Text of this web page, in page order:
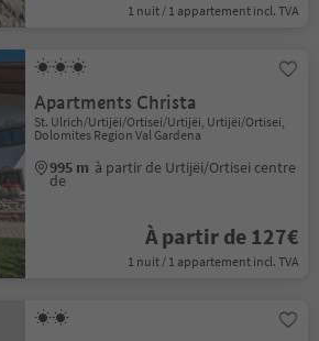
1 nuit / 1 appartement incl. TVA
Apartments Christa
St. Ulrich/Urtijëi/Ortisei/Urtijëi, Urtijëi/Ortisei,
Dolomites Region Val Gardena
995 m à partir de Urtijëi/Ortisei centre
de
À partir de 127€
1 nuit / 1 appartement incl. TVA